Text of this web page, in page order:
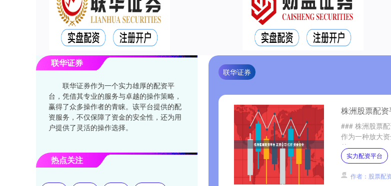
联华证券
株洲股票配
### 株洲股票
作为一种放大
的....
实力配资平台
作者：股票配
联华证券
联华证券作为一个实力雄厚的配资平
台，凭借其专业的服务与卓越的操作策略，
赢得了众多操作者的青睐。该平台提供的配
资服务，不仅保障了资金的安全性，还为用
户提供了灵活的操作选择。
热点关注